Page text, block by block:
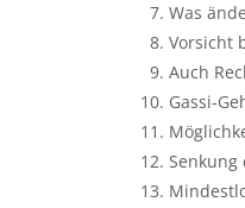
Was
Vorsicht
Auch
Gassi-
Senkung